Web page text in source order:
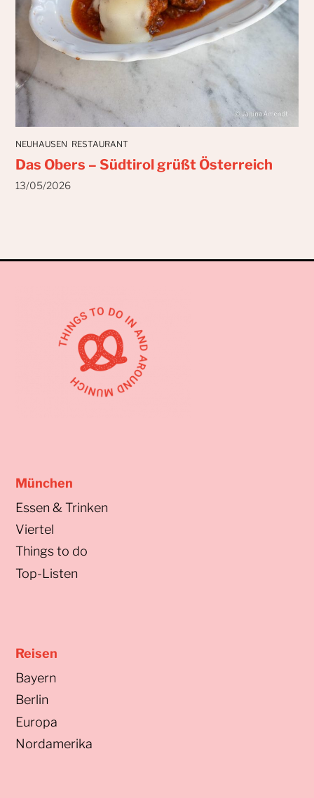
NEUHAUSEN RESTAURANT
Das Obers – Südtirol grüßt Österreich
13/05/2026
München
Essen & Trinken
Viertel
Things to do
Top-Listen
Reisen
Bayern
Berlin
Europa
Nordamerika